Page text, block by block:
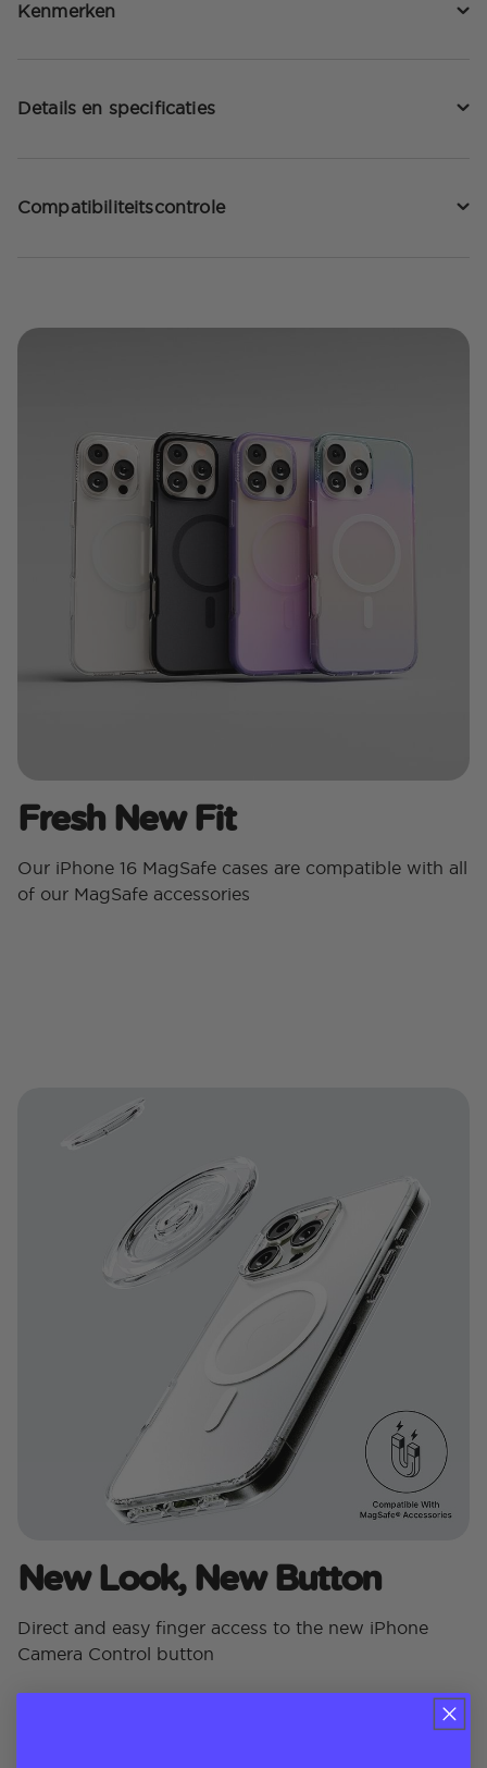
Kenmerken
Details en specificaties
Compatibiliteitscontrole
Fresh New Fit
Our iPhone 16 MagSafe cases are compatible with all
of our MagSafe accessories
New Look, New Button
Direct and easy finger access to the new iPhone
Camera Control button